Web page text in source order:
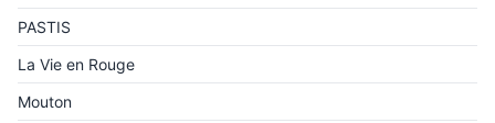
PASTIS
La Vie en Rouge
Mouton